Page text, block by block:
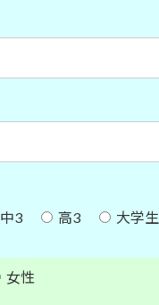
中3 高3 大学生
女性